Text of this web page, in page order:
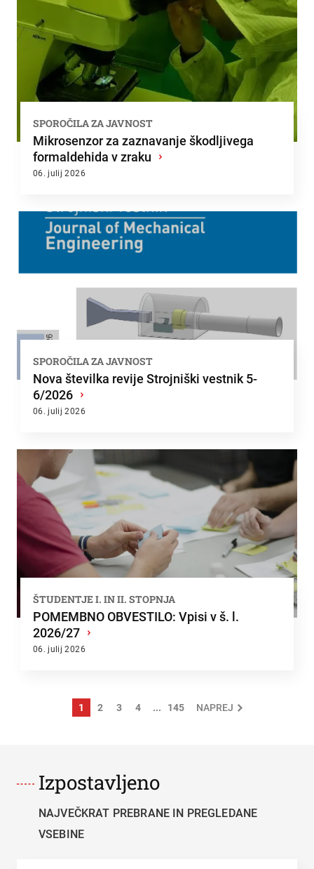
SPOROČILA ZA JAVNOST
Mikrosenzor za zaznavanje škodljivega
formaldehida v zraku ›
06. julij 2026
SPOROČILA ZA JAVNOST
Nova številka revije Strojniški vestnik 5-
6/2026 ›
06. julij 2026
ŠTUDENTJE I. IN II. STOPNJA
POMEMBNO OBVESTILO: Vpisi v š. l.
2026/27 ›
06. julij 2026
1 2 3 4 ... 145 NAPREJ
Izpostavljeno
NAJVEČKRAT PREBRANE IN PREGLEDANE
VSEBINE